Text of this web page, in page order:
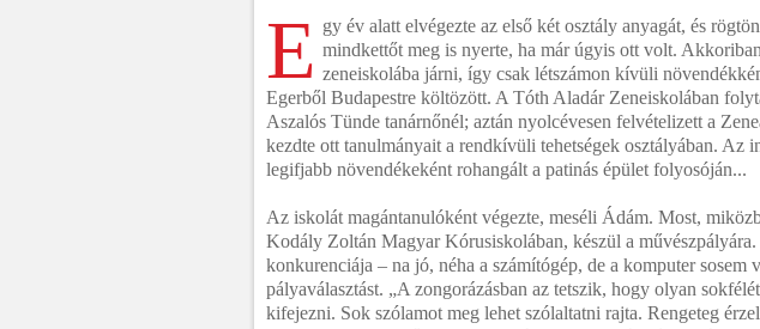
E gy év alatt elvégezte az első két osztály anyagát, és
mindkettőt meg is nyerte, ha már úgyis ott volt.
zeneiskolába járni, így csak létszámon kívüli
Egerből Budapestre költözött. A Tóth Aladár Zeneiskolában
Aszalós Tünde tanárnőnél; aztán nyolcévesen felvételizett a
kezdte ott tanulmányait a rendkívüli tehetségek osztályában. Az
legifjabb növendékeként rohangált a patinás épület folyosóján...
Az iskolát magántanulóként végezte, meséli Ádám. Most,
Kodály Zoltán Magyar Kórusiskolában, készül a
konkurenciája – na jó, néha a számítógép, de a komputer sosem
pályaválasztást. „A zongorázásban az tetszik, hogy olyan
kifejezni. Sok szólamot meg lehet szólaltatni rajta. Rengeteg